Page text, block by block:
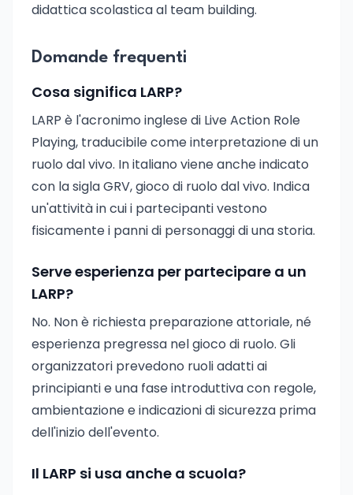
didattica scolastica al team building.
Domande frequenti
Cosa significa LARP?
LARP è l'acronimo inglese di Live Action Role
Playing, traducibile come interpretazione di un
ruolo dal vivo. In italiano viene anche indicato
con la sigla GRV, gioco di ruolo dal vivo. Indica
un'attività in cui i partecipanti vestono
fisicamente i panni di personaggi di una storia.
Serve esperienza per partecipare a un
LARP?
No. Non è richiesta preparazione attoriale, né
esperienza pregressa nel gioco di ruolo. Gli
organizzatori prevedono ruoli adatti ai
principianti e una fase introduttiva con regole,
ambientazione e indicazioni di sicurezza prima
dell'inizio dell'evento.
Il LARP si usa anche a scuola?